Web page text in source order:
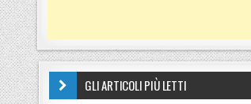
GLI ARTICOLI PIÙ LETTI